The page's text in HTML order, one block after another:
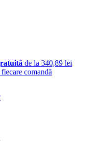
de la 340,89 lei
comandă